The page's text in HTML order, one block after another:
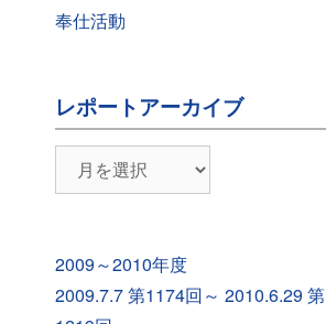
奉仕活動
レポートアーカイブ
ポ
2009～2010年度
2009.7.7 第1174回～ 2010.6.29 第